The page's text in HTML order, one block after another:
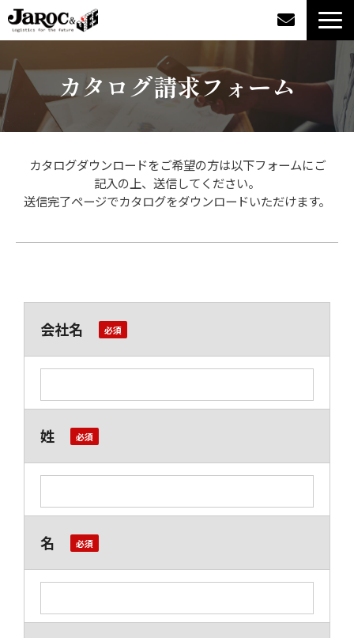
製品情報
導入事例
カタログダウンロード
ジャロックコラム
オンラインショップ
カタログ請求フォーム
カタログダウンロードをご希望の方は以下フォームにご
記入の上、送信してください。
送信完了ページでカタログをダウンロードいただけます。
会社名
姓
名